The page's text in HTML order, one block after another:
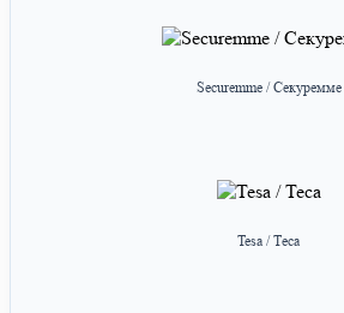
Securemme / Секуремме
Tesa / Теса